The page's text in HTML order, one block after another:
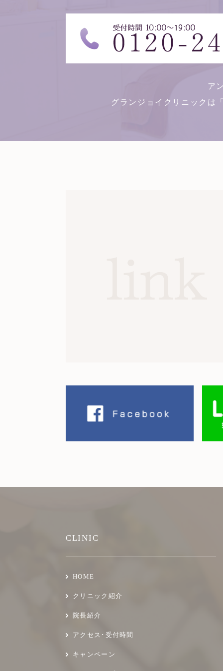
ア
グランジョイクリニックは
CLINIC
HOME
クリニック紹介
院長紹介
アクセス･受付時間
キャンペーン